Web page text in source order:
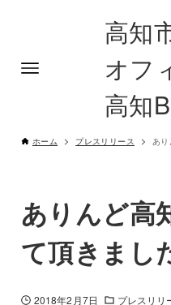
高知
オフ
高知
ホーム プレスリリース あり
ありんど高
て頂きまし
2018年2月7日 プレスリリ